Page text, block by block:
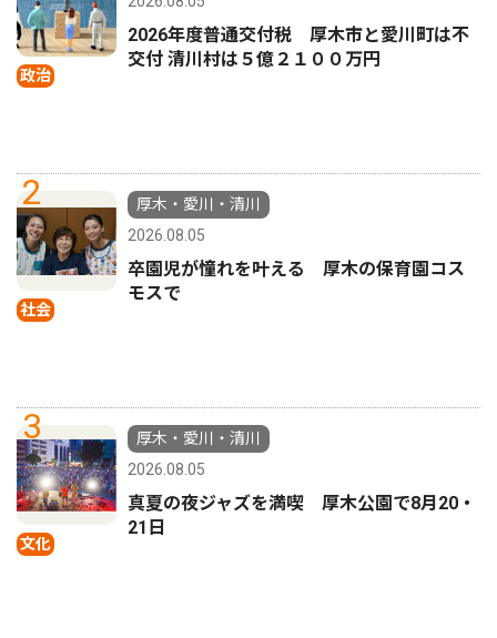
政治
2026年度普通交付税 厚木市と愛川町は不
交付 清川村は５億２１００万円
2
社会
厚木・愛川・清川
2026.08.05
卒園児が憧れを叶える 厚木の保育園コス
モスで
3
文化
厚木・愛川・清川
2026.08.05
真夏の夜ジャズを満喫 厚木公園で8月20・
21日